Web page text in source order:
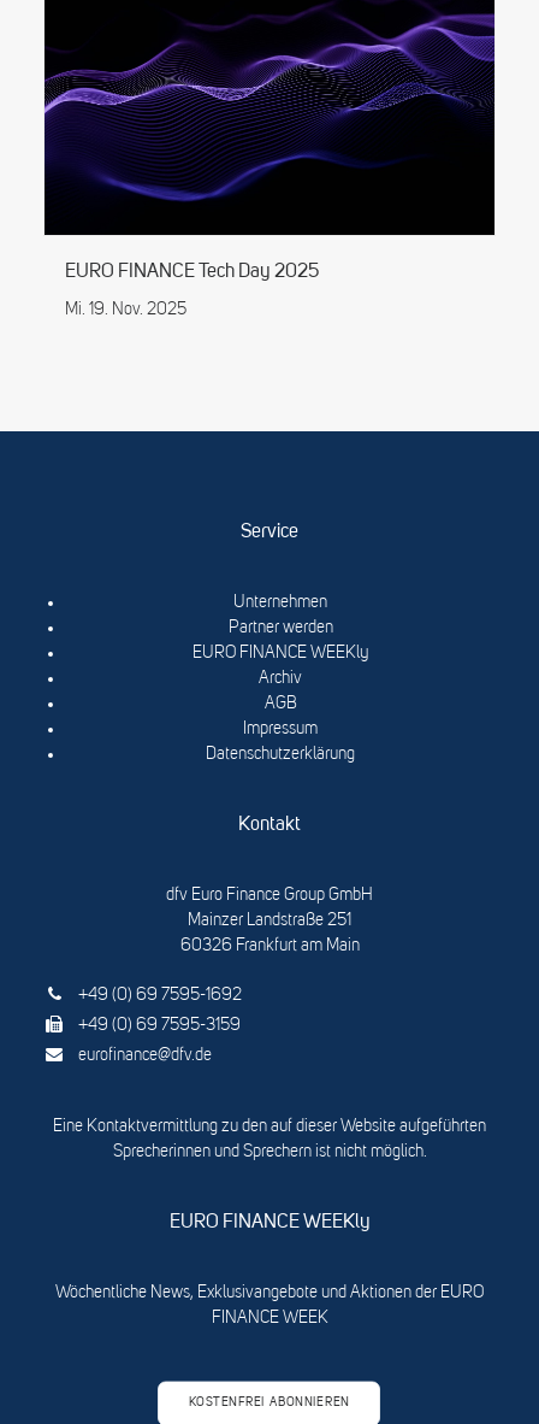
EURO FINANCE Tech Day 2025
Mi. 19. Nov. 2025
Service
Unternehmen
Partner werden
EURO FINANCE WEEKly
Archiv
AGB
Impressum
Datenschutzerklärung
Kontakt
dfv Euro Finance Group GmbH
Mainzer Landstraße 251
60326 Frankfurt am Main
+49 (0) 69 7595-1692
+49 (0) 69 7595-3159
eurofinance@dfv.de
Eine Kontaktvermittlung zu den auf dieser Website aufgeführten
Sprecherinnen und Sprechern ist nicht möglich.
EURO FINANCE WEEKly
Wöchentliche News, Exklusivangebote und Aktionen der EURO
FINANCE WEEK
KOSTENFREI ABONNIEREN